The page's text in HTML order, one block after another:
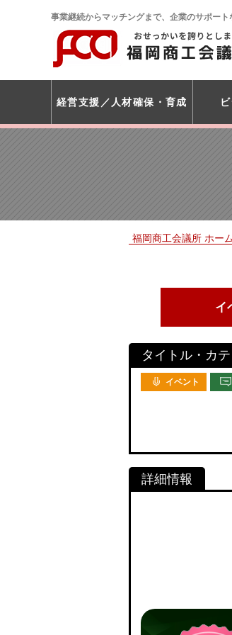
事業継続からマッチングまで、企業のサポート
経営支援 人材確保・育成
福岡商工会議所 ホー
イ
イベント